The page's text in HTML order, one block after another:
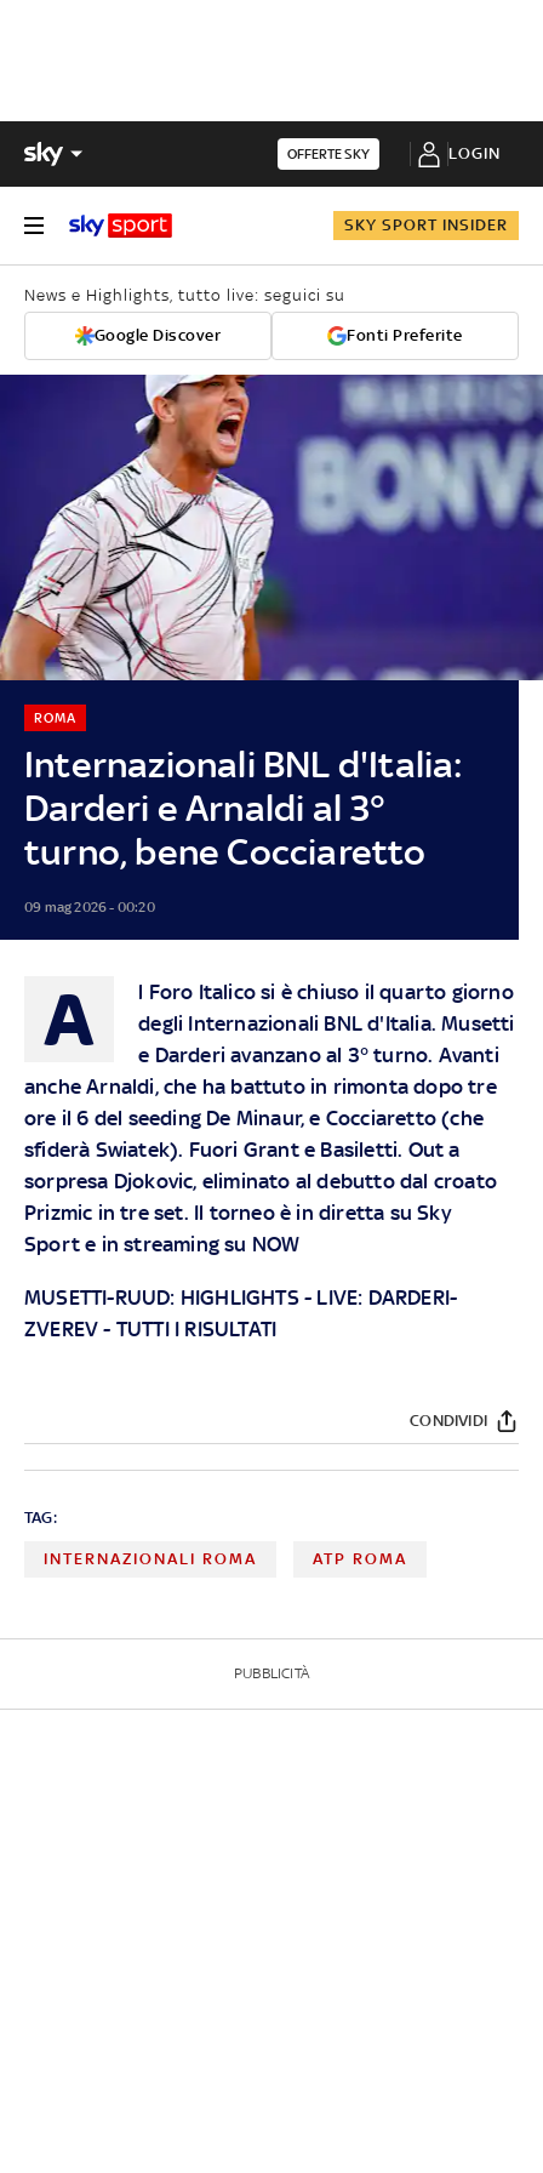
OFFERTE SKY LOGIN
SKY SPORT INSIDER
News e Highlights, tutto live: seguici su
Google Discover Fonti Preferite
Internazionali BNL d'Italia:
Darderi e Arnaldi al 3°
turno, bene Cocciaretto
ROMA
09 mag 2026 - 00:20
A
l Foro Italico si è chiuso il quarto giorno
degli Internazionali BNL d'Italia. Musetti
e Darderi avanzano al 3° turno. Avanti
anche Arnaldi, che ha battuto in rimonta dopo tre
ore il 6 del seeding De Minaur, e Cocciaretto (che
sfiderà Swiatek). Fuori Grant e Basiletti. Out a
sorpresa Djokovic, eliminato al debutto dal croato
Prizmic in tre set. Il torneo è in diretta suSky
Sport e in streaming su NOW
MUSETTI-RUUD: HIGHLIGHTS- LIVE: DARDERI-
ZVEREV - TUTTI I RISULTATI
CONDIVIDI
TAG:
INTERNAZIONALI ROMA ATP ROMA
PUBBLICITÀ